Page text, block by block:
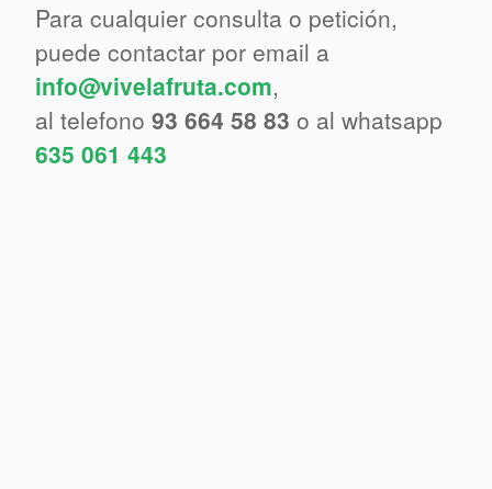
Para cualquier consulta o petición,
puede contactar por email a
info@vivelafruta.com,
al telefono 93 664 58 83 o al whatsapp
635 061 443